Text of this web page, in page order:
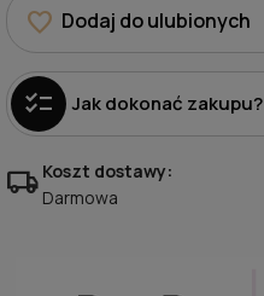
favorite Dodaj do ulubionych
checklist Jak dokonać zakupu?
local_shipping Koszt dostawy:
Darmowa